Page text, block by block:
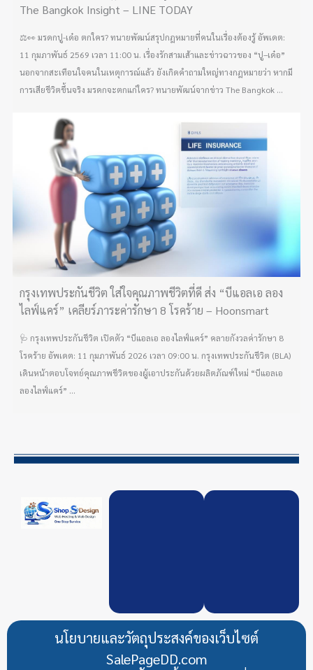
The Bangkok Insight – LINE TODAY
⚖️👀 มรดกปู-เด๋อ ตกใคร? ทนายพัฒน์สรุปกฎหมายที่คนในเรื่องต้องรู้ อัพเดต:
11 กุมภาพันธ์ 2569 เวลา 11:00 น. เรื่องรักสามเส้าและข่าวฉาวของ “ปู–เด๋อ”
นอกจากสะเทือนใจคนในเหตุการณ์แล้ว ยังเกิดคำถามใหญ่ทางกฎหมายว่า หากมี
การเสียชีวิตขึ้นจริง มรดกจะตกแก่ใคร? ทนายพัฒน์จากข่าว The Bangkok ...
กรุงเทพประกันชีวิต ใส่ใจคุณภาพชีวิตที่ดี ส่ง “บีแอลเอ ลอง
ไลฟ์แคร์” เคลียร์ภาระค่ารักษา 8 โรคร้าย – Hoonsmart
🩺 กรุงเทพประกันชีวิต เปิดตัว “บีแอลเอ ลองไลฟ์แคร์” คลายกังวลค่ารักษา 8
โรคร้าย อัพเดต: 11 กุมภาพันธ์ 2026 เวลา 09:00 น. กรุงเทพประกันชีวิต (BLA)
เดินหน้าตอบโจทย์คุณภาพชีวิตของผู้เอาประกันด้วยผลิตภัณฑ์ใหม่ “บีแอลเอ
ลองไลฟ์แคร์” ...
นโยบายและวัตถุประสงค์ของเว็บไซต์
SalePageDD.com